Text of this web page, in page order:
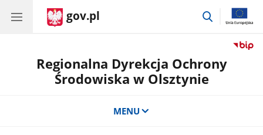
gov.pl
przejdź
Regionalna Dyrekcja Ochrony
Środowiska w Olsztynie
MENU